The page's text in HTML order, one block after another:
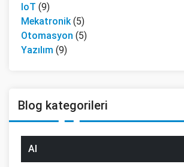
IoT (9)
Mekatronik (5)
Otomasyon (5)
Yazılım (9)
Blog kategorileri
AI